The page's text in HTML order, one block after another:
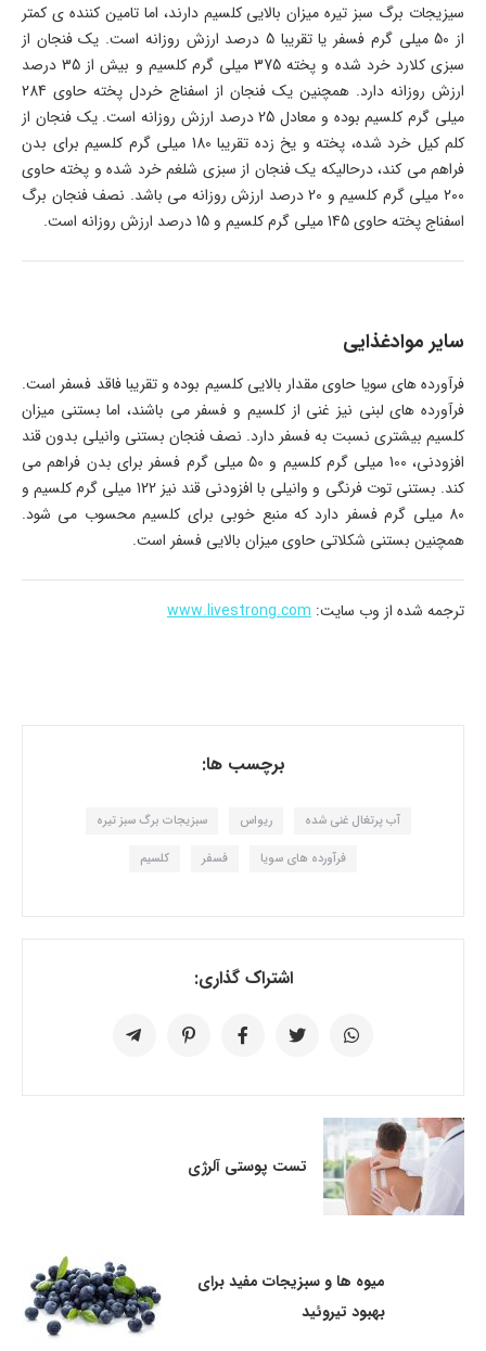
سیزیجات برگ سبز تیره میزان بالایی کلسیم دارند، اما تامین کننده ی کمتر
از 50 میلی گرم فسفر یا تقریبا 5 درصد ارزش روزانه است. یک فنجان از
سبزی کلارد خرد شده و پخته 375 میلی گرم کلسیم و بیش از 35 درصد
ارزش روزانه دارد. همچنین یک فنجان از اسفناج خردل پخته حاوی 284
میلی گرم کلسیم بوده و معادل 25 درصد ارزش روزانه است. یک فنجان از
کلم کیل خرد شده، پخته و یخ زده تقریبا 180 میلی گرم کلسیم برای بدن
فراهم می کند، درحالیکه یک فنجان از سبزی شلغم خرد شده و پخته حاوی
200 میلی گرم کلسیم و 20 درصد ارزش روزانه می باشد. نصف فنجان برگ
اسفناج پخته حاوی 145 میلی گرم کلسیم و 15 درصد ارزش روزانه است.
سایر موادغذایی
فرآورده های سویا حاوی مقدار بالایی کلسیم بوده و تقریبا فاقد فسفر است.
فرآورده های لبنی نیز غنی از کلسیم و فسفر می باشند، اما بستنی میزان
کلسیم بیشتری نسبت به فسفر دارد. نصف فنجان بستنی وانیلی بدون قند
افزودنی، 100 میلی گرم کلسیم و 50 میلی گرم فسفر برای بدن فراهم می
کند. بستنی توت فرنگی و وانیلی با افزودنی قند نیز 122 میلی گرم کلسیم و
80 میلی گرم فسفر دارد که منبع خوبی برای کلسیم محسوب می شود.
همچنین بستنی شکلاتی حاوی میزان بالایی فسفر است.
ترجمه شده از وب سایت: www.livestrong.com
برچسب ها:
آب پرتغال غنی شده ریواس سبزیجات برگ سبز تیره
فرآورده های سویا فسفر کلسیم
اشتراک گذاری:
تست پوستی آلرژی
میوه ها و سبزیجات مفید برای
بهبود تیروئید